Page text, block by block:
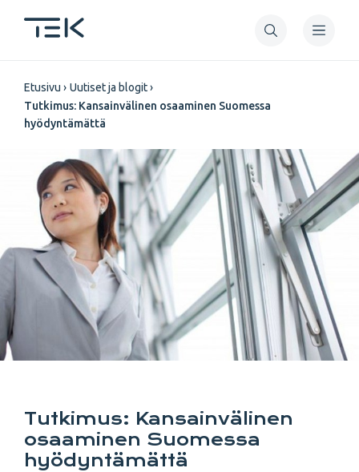
pääsisältöön
Murupolku
Etusivu
Uutiset ja blogit
Tutkimus: Kansainvälinen osaaminen Suomessa
hyödyntämättä
Tutkimus: Kansainvälinen
osaaminen Suomessa
hyödyntämättä